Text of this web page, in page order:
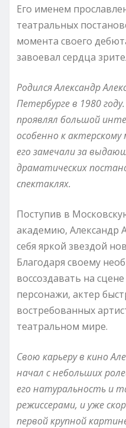
Его именем
театральных
момента своего
завоевал сердца
Родился Александр
Петербурге в 1980
проявлял большой
особенно к
его замечали за
драматических
спектаклях.
Поступив в
академию, Александр
себя яркой звездой
Благодаря своему
воссоздавать на
персонажи, актер
востребованных
театральном мире.
Свою карьеру в кино
начал с небольших
его натуральность и
режиссерами, и уже
первой крупной